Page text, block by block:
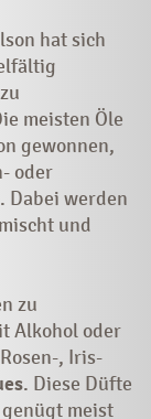
hat sich
meisten Öle
gewonnen,
oder
Dabei werden
und
zu
Alkohol oder
, Iris-
. Diese Düfte
meist